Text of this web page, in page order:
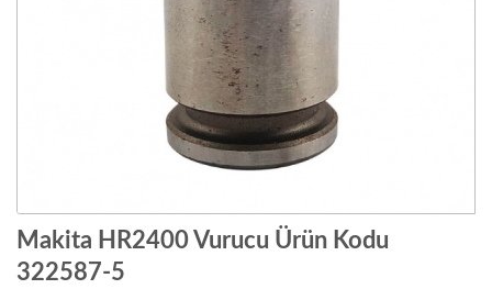
Makita HR2400 Vurucu Ürün Kodu
322587-5